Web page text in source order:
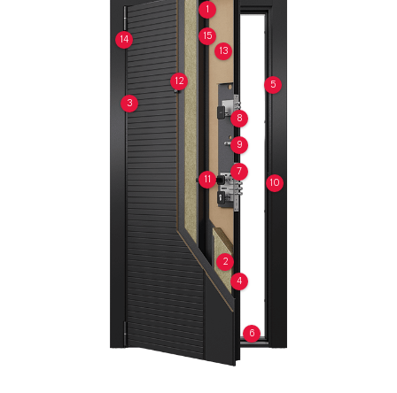
1
2
3
4
5
6
7
8
9
10
11
12
13
14 15